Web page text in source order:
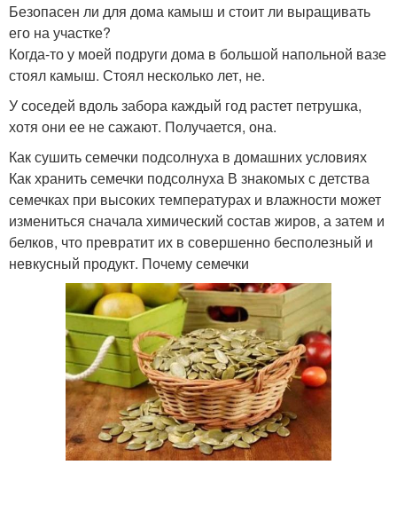
Безопасен ли для дома камыш и стоит ли выращивать
его на участке?
Когда-то у моей подруги дома в большой напольной вазе
стоял камыш. Стоял несколько лет, не.
У соседей вдоль забора каждый год растет петрушка,
хотя они ее не сажают. Получается, она.
Как сушить семечки подсолнуха в домашних условиях
Как хранить семечки подсолнуха В знакомых с детства
семечках при высоких температурах и влажности может
измениться сначала химический состав жиров, а затем и
белков, что превратит их в совершенно бесполезный и
невкусный продукт. Почему семечки